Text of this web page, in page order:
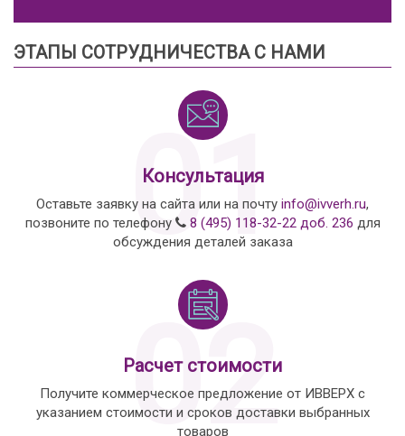
ЭТАПЫ СОТРУДНИЧЕСТВА С НАМИ
01
Консультация
Оставьте заявку на сайта или на почту info@ivverh.ru,
позвоните по телефону
8 (495) 118-32-22 доб. 236 для
обсуждения деталей заказа
02
Расчет стоимости
Получите коммерческое предложение от ИВВЕРХ с
указанием стоимости и сроков доставки выбранных
товаров